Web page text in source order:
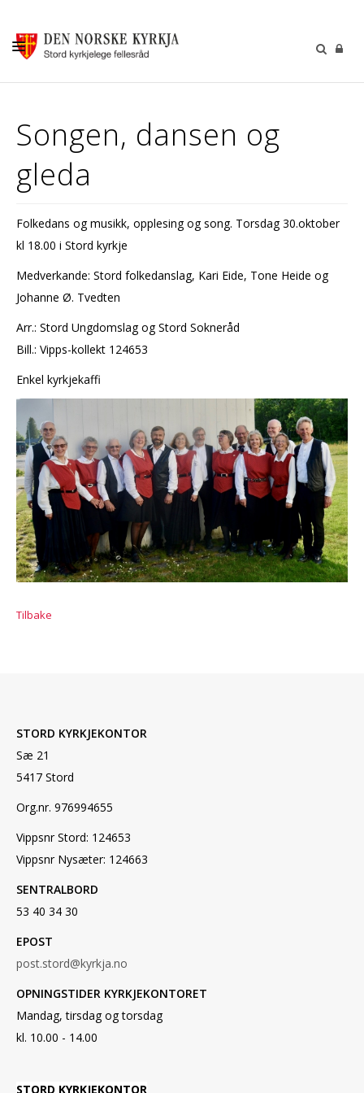
GUDSTENESTER
DÅP VIGSEL GRAVFERD
BARN OG UNGDOM
SOKNERÅDA
GI EI GÅVE
Songen, dansen og
gleda
Folkedans og musikk, opplesing og song. Torsdag 30.oktober
kl 18.00 i Stord kyrkje
Medverkande: Stord folkedanslag, Kari Eide, Tone Heide og
Johanne Ø. Tvedten
Arr.: Stord Ungdomslag og Stord Sokneråd
Bill.: Vipps-kollekt 124653
Enkel kyrkjekaffi
Tilbake
STORD KYRKJEKONTOR
Sæ 21
5417 Stord
Org.nr. 976994655
Vippsnr Stord: 124653
Vippsnr Nysæter: 124663
SENTRALBORD
53 40 34 30
EPOST
post.stord@kyrkja.no
OPNINGSTIDER KYRKJEKONTORET
Mandag, tirsdag og torsdag
kl. 10.00 - 14.00
STORD KYRKJEKONTOR